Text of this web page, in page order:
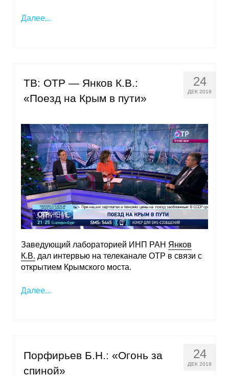
Кафедра МФТИ
Об аспирантуре
Обучение
Нормативные документы
Диссертационный совет
О совете
Конкурсы и вакансии
Контакты
Далее...
24
ДЕК 2019
ТВ: ОТР — Янков К.В.:
«Поезд на Крым в пути»
Заведующий лабораторией ИНП РАН Янков
К.В. дал интервью на телеканале ОТР в связи с
открытием Крымского моста.
Далее...
24
ДЕК 2019
Порфирьев Б.Н.: «Огонь за
спиной»